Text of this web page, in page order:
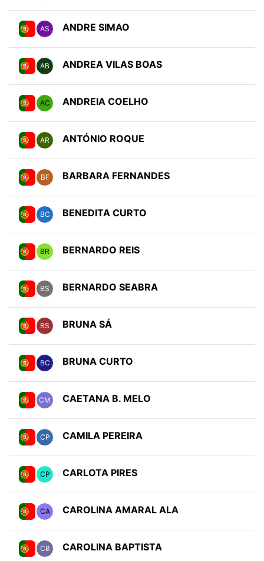
AS ANDRE SIMAO
AB ANDREA VILAS BOAS
AC ANDREIA COELHO
AR ANTÓNIO ROQUE
BF BARBARA FERNANDES
BC BENEDITA CURTO
BR BERNARDO REIS
BS BERNARDO SEABRA
BS BRUNA SÁ
BC BRUNA CURTO
CM CAETANA B. MELO
CP CAMILA PEREIRA
CP CARLOTA PIRES
CA CAROLINA AMARAL ALA
CB CAROLINA BAPTISTA